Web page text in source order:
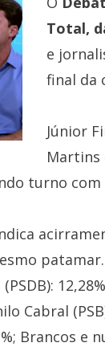
Total,
e
final da
Júnior
Martins
turno com
Cabral
Brancos e